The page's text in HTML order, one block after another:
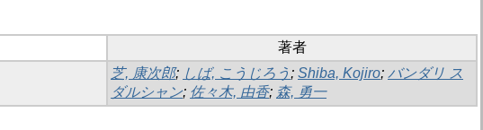
著者
芝, 康次郎; しば, こうじろう ; Shiba, Kojiro; バンダリ ス
ダルシャン; 佐々木, 由香; 森, 勇一